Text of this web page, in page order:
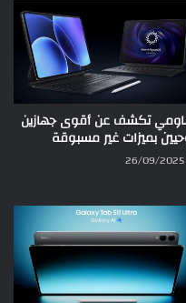
تكشف عن أقوى جهازين
بميزات غير مسبوقة
26/09/2025